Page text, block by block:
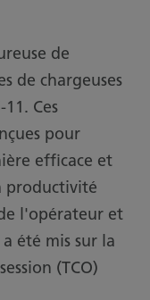
de
de chargeuses
Ces
pour
efficace et
productivité
l'opérateur et
été mis sur la
(TCO)